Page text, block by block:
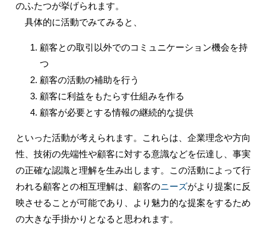
のふたつが挙げられます。
具体的に活動でみてみると、
顧客との取引以外でのコミュニケーション機会を持
つ
顧客の活動の補助を行う
顧客に利益をもたらす仕組みを作る
顧客が必要とする情報の継続的な提供
といった活動が考えられます。これらは、企業理念や方向
性、技術の先端性や顧客に対する意識などを伝達し、事実
の正確な認識と理解を生み出します。この活動によって行
われる顧客との相互理解は、顧客のニーズがより提案に反
映させることが可能であり、より魅力的な提案をするため
の大きな手掛かりとなると思われます。